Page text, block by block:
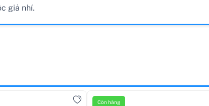
giả nhí.
Còn hàng